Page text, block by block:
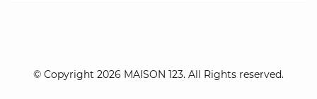
© Copyright 2026 MAISON 123. All Rights reserved.